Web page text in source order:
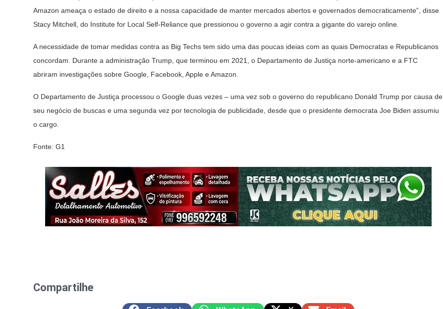
Amazon ameaça o estado de direito e a nossa capacidade de manter mercados abertos e governados democraticamente”, disse
Stacy Mitchell, do Institute for Local Self-Reliance que pressionou o governo a agir contra a gigante do varejo online.
A necessidade de tomar medidas contra as Big Techs tem sido uma das poucas ideias com as quais Democratas e Republicanos
concordam. Durante a administração Trump, que terminou em 2021, o Departamento de Justiça norte-americano e a FTC
abriram investigações sobre Google, Facebook, Apple e Amazon.
O Departamento de Justiça processou o Google duas vezes – uma vez sob o governo do republicano Donald Trump por causa de
seu negócio de buscas e uma segunda vez por tecnologia de publicidade, desde que o presidente democrata Joe Biden assumiu
o cargo.
Fonte: G1
Compartilhe